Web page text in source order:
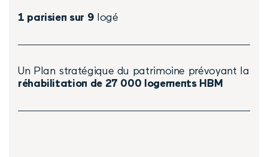
1 parisien sur 9logé
Un Plan stratégique du patrimoine prévoyant la
réhabilitation de 27 000 logements HBM